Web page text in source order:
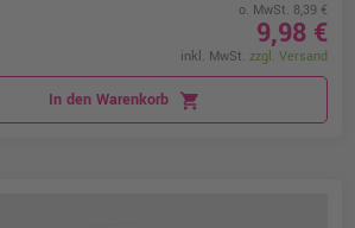
o. MwSt. 8,39 €
9,98 €
inkl. MwSt. zzgl. Versand
In den Warenkorb shopping_cart